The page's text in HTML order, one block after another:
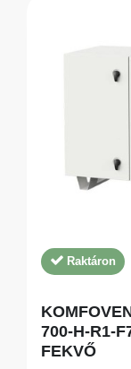
Raktáron
700-H-R1-
FEKVŐ